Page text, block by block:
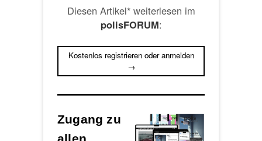
Diesen Artikel* weiterlesen im
polisFORUM:
Kostenlos registrieren oder anmelden
→
Zugang zu